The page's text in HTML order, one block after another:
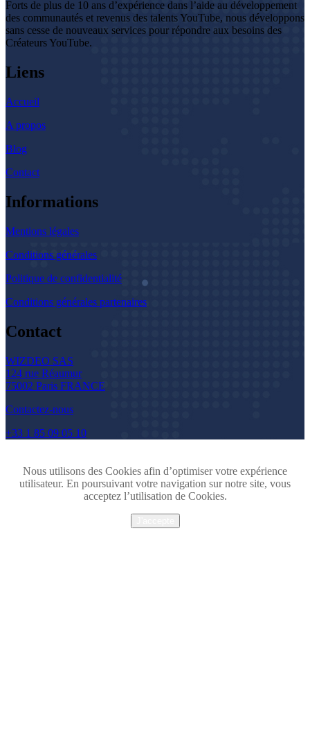
Forts de plus de 10 ans d’expérience dans l’aide au développement
des communautés et revenus des talents YouTube, nous développons
sans cesse de nouveaux services pour répondre aux besoins des
Créateurs YouTube.
Liens
Accueil
A propos
Blog
Contact
Informations
Mentions légales
Conditions générales
Politique de confidentialité
Conditions générales partenaires
Contact
WIZDEO SAS
124 rue Réaumur
75002 Paris FRANCE
Contactez-nous
+33 1 85 09 05 10
Nous utilisons des Cookies afin d’optimiser votre expérience
utilisateur. En poursuivant votre navigation sur notre site, vous
acceptez l’utilisation de Cookies.